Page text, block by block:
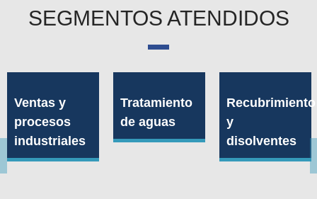
SEGMENTOS ATENDIDOS
Ventas y
procesos
industriales
Tratamiento
de aguas
Recubrimiento
y
disolventes